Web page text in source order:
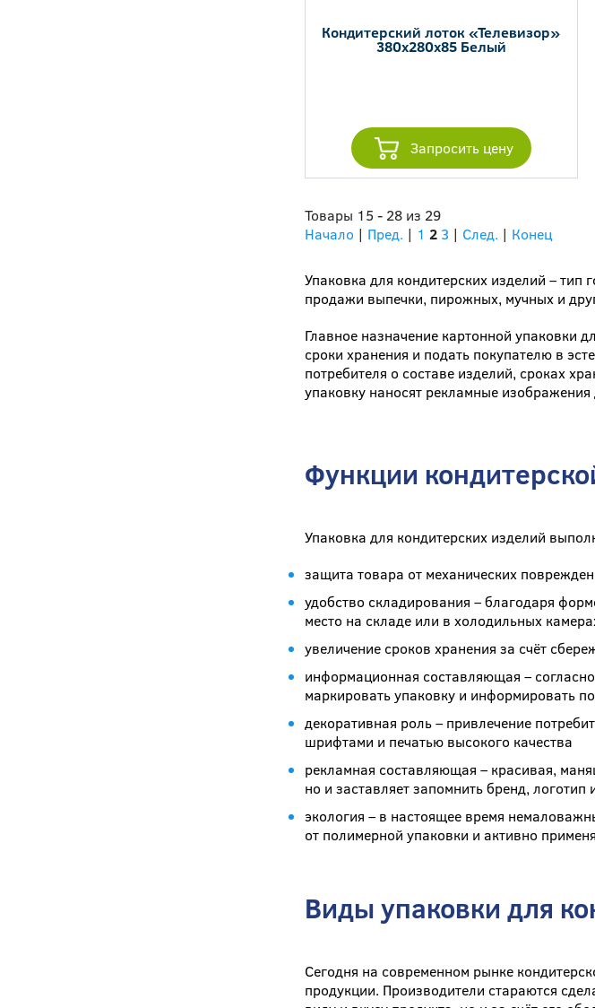
Кондитерский лоток «Телевизор»
380x280x85 Белый
Запросить цену
Товары 15 - 28 из 29
Начало | Пред. | 1 2 3 | След. | Конец
Упаковка для кондитерских изделий –
продажи выпечки, пирожных, мучных и
Главное назначение картонной упаковки
сроки хранения и подать покупателю в
потребителя о составе изделий, сроках
упаковку наносят рекламные
Функции
Упаковка для кондитерских изделий
защита товара от механических
удобство складирования – благодаря
место на складе или в холодильных
увеличение сроков хранения за счёт
информационная составляющая –
маркировать упаковку и информировать
декоративная роль – привлечение
шрифтами и печатью высокого качества
рекламная составляющая – красивая,
но и заставляет запомнить бренд, логотип
экология – в настоящее время
от полимерной упаковки и активно
Виды упаковки для
Сегодня на современном рынке
продукции. Производители стараются